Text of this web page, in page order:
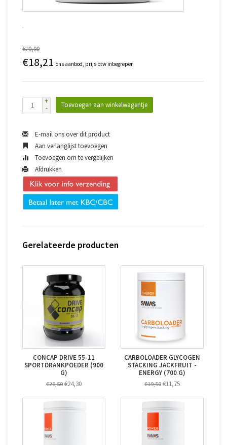
€20,00
€18,21 ons aanbod, prijs btw inbegrepen
+
-
Toevoegen aan winkelwagentje
E-mail ons over dit product
Aan verlanglijst toevoegen
Toevoegen om te vergelijken
Afdrukken
Gerelateerde producten
CONCAP DRIVE 55-11
SPORTDRANKPOEDER (900
G)
€28,50 €24,30
CARBOLOADER GLYCOGEN
STACKING JACKFRUIT -
ENERGY (700 G)
€19,50 €11,75